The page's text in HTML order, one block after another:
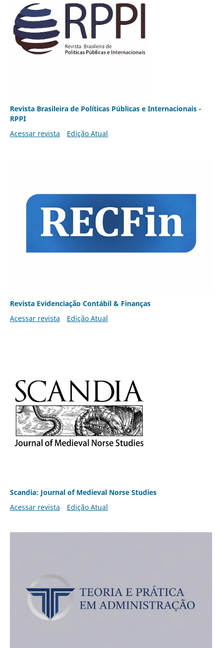
Revista Brasileira de Políticas Públicas e Internacionais -
RPPI
Acessar revista
Edição Atual
Revista Evidenciação Contábil & Finanças
Acessar revista
Edição Atual
Scandia: Journal of Medieval Norse Studies
Acessar revista
Edição Atual